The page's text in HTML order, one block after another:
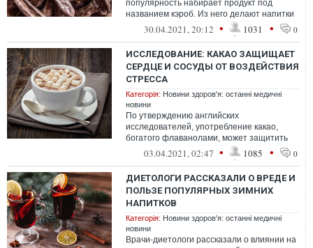
популярность набирает продукт под
названием кэроб. Из него делают напитки
и используют как альтернативу шоколаду.
30.04.2021, 20:12 • 1031 • 0
ИССЛЕДОВАНИЕ: КАКАО ЗАЩИЩАЕТ
СЕРДЦЕ И СОСУДЫ ОТ ВОЗДЕЙСТВИЯ
СТРЕССА
Категорія: Новини здоров'я: останні медичні
новини
По утверждению английских
исследователей, употребление какао,
богатого флаванолами, может защитить
людей от сердечно-сосудистых
заболеваний, вызванных...
03.04.2021, 02:47 • 1085 • 0
ДИЕТОЛОГИ РАССКАЗАЛИ О ВРЕДЕ И
ПОЛЬЗЕ ПОПУЛЯРНЫХ ЗИМНИХ
НАПИТКОВ
Категорія: Новини здоров'я: останні медичні
новини
Врачи-диетологи рассказали о влиянии на